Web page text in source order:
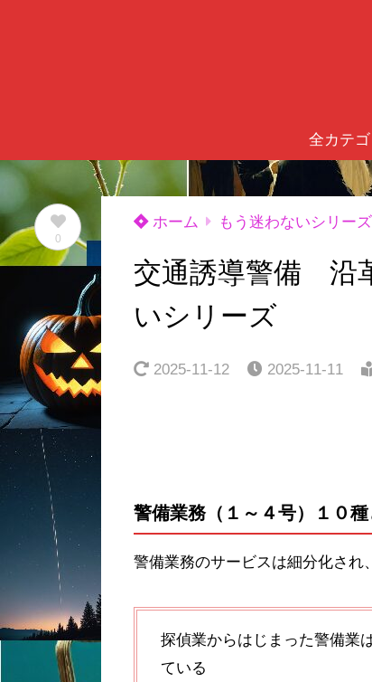
全カテ
0
ホーム もう迷わないシリ
交通誘導警備 沿
いシリーズ
2025-11-12 2025-11-11
警備業務（１～４号）１０
警備業務のサービスは細分化され
探偵業からはじまった警備業
ている